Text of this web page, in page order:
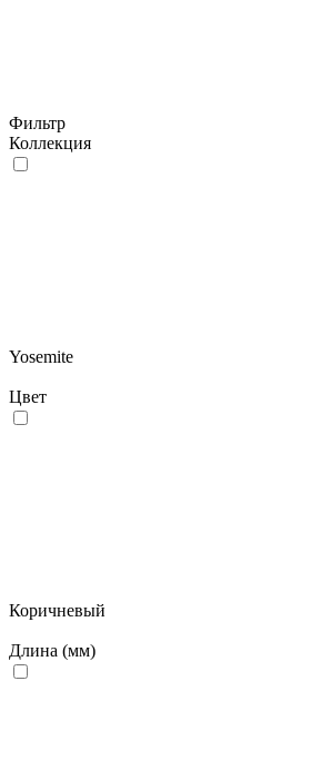
Фильтр
Коллекция
Yosemite
Цвет
Коричневый
Длина (мм)